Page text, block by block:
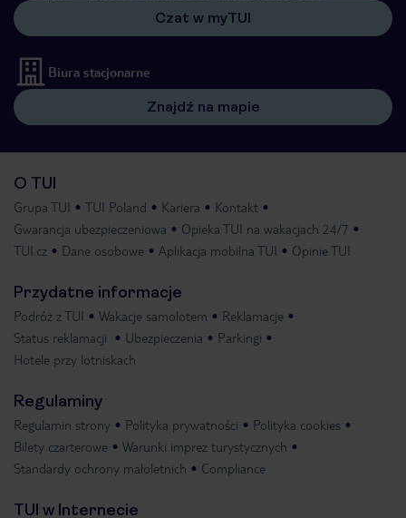
Czat w myTUI
Biura stacjonarne
Znajdź na mapie
O TUI
Grupa TUI TUI Poland Kariera
Kontakt
Gwarancja ubezpieczeniowa
Opieka TUI na wakacjach 24/7
TUI.cz
Dane osobowe Aplikacja mobilna TUI Opinie TUI
Przydatne informacje
Podróż z TUI Wakacje samolotem
Reklamacje
Status reklamacji
Ubezpieczenia
Parkingi
Hotele przy lotniskach
Regulaminy
Regulamin strony Polityka prywatności
Polityka cookies
Bilety czarterowe
Warunki imprez turystycznych
Standardy ochrony małoletnich
Compliance
TUI w Internecie